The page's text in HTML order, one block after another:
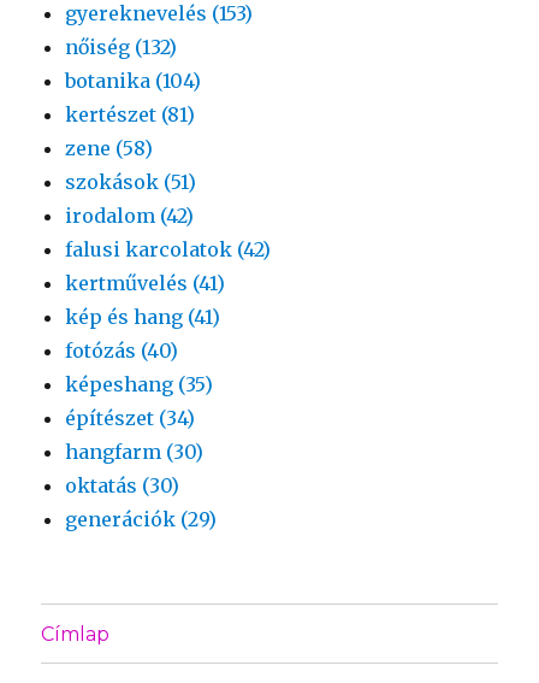
gyereknevelés (153)
nőiség (132)
botanika (104)
kertészet (81)
zene (58)
szokások (51)
irodalom (42)
falusi karcolatok (42)
kertművelés (41)
kép és hang (41)
fotózás (40)
képeshang (35)
építészet (34)
hangfarm (30)
oktatás (30)
generációk (29)
Címlap